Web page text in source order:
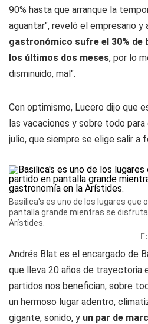
90% hasta que arranque la
aguantar", reveló el empresario y
gastronómico sufre el 30% de
los últimos dos meses, por lo
disminuido, mal".
Con optimismo, Lucero dijo que
las vacaciones y sobre todo
julio, que siempre se elige salir a
Basilica's es uno de los lugares que
pantalla grande mientras se
Arístides.
Andrés Blat es el encargado de
que lleva 20 años de trayectoria
partidos nos benefician, sobre
un hermoso lugar adentro,
gigante, sonido, y un par de